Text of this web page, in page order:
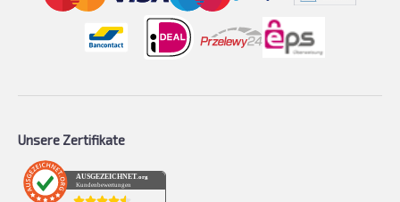
Unsere Zertifikate
AUSGEZEICHNET .org
Kundenbewertungen